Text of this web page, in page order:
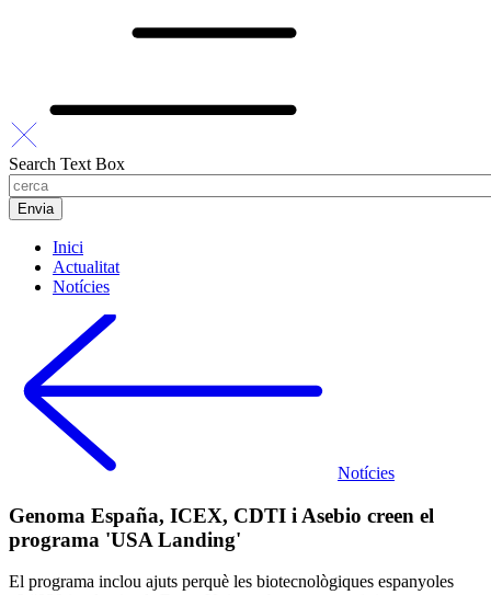
Search Text Box
Inici
Actualitat
Notícies
Notícies
Genoma España, ICEX, CDTI i Asebio creen el
programa 'USA Landing'
El programa inclou ajuts perquè les biotecnològiques espanyoles